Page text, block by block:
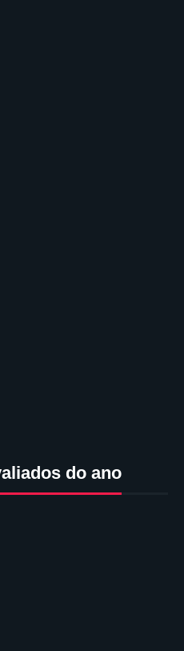
do ano